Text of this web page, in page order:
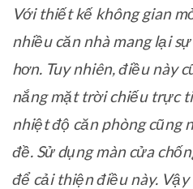
Với thiết kế không gian
nhiều căn nhà mang lại
hơn. Tuy nhiên, điều này
nắng mặt trời chiếu trực
nhiệt độ căn phòng cũng
đề. Sử dụng màn cửa
để cải thiện điều này.